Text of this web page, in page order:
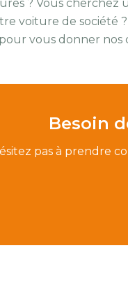
? Vous
voiture de société
vous donner nos
Besoin
pas à prendre